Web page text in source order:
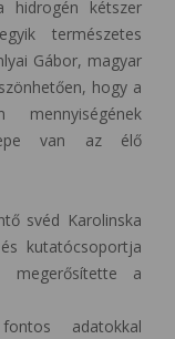
kétszer
természetes
Gábor, magyar
hogy a
mennyiségének
van az élő
svéd Karolinska
kutatócsoportja
megerősítette a
adatokkal